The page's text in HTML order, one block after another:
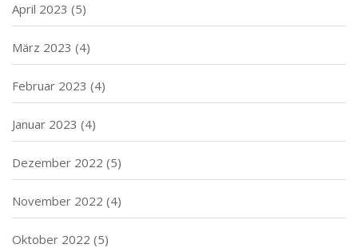
April 2023 (5)
März 2023 (4)
Februar 2023 (4)
Januar 2023 (4)
Dezember 2022 (5)
November 2022 (4)
Oktober 2022 (5)